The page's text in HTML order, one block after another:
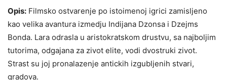
Opis: Filmsko ostvarenje po istoimenoj igrici zamisljeno
kao velika avantura izmedju Indijana Dzonsa i Dzejms
Bonda. Lara odrasla u aristokratskom drustvu, sa najboljim
tutorima, odgajana za zivot elite, vodi dvostruki zivot.
Strast su joj pronalazenje antickih izgubljenih stvari,
gradova.